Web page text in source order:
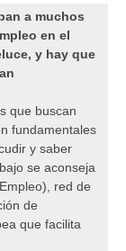
a muchos
en el
y hay que
que buscan
fundamentales
y saber
se aconseja
red de
de
que facilita